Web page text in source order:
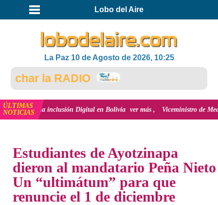
Lobo del Aire
La Paz 10 de Agosto de 2026, 10:25
la RADIO
ÚLTIMAS
NOTICIAS
y la inclusión Digital en Bolivia ver más Viceministro de Medio
Estudiantes de Ayotzinapa
dieron al mandatario Peña Nieto
Un “ultimátum” para que
renuncie el 1 de diciembre